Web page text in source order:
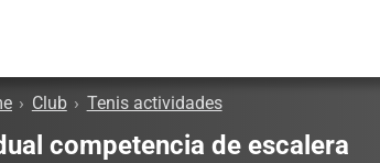
› Club › Tenis actividades
competencia de escalera